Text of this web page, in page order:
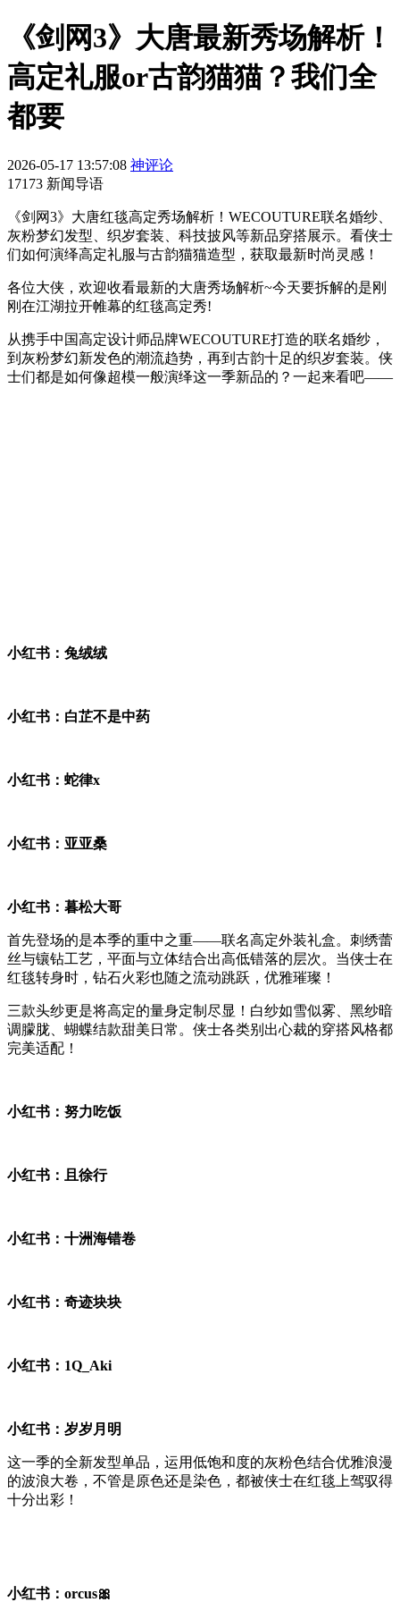
《剑网3》大唐最新秀场解析！
高定礼服or古韵猫猫？我们全
都要
2026-05-17 13:57:08 神评论
17173 新闻导语
《剑网3》大唐红毯高定秀场解析！WECOUTURE联名婚纱、
灰粉梦幻发型、织岁套装、科技披风等新品穿搭展示。看侠士
们如何演绎高定礼服与古韵猫猫造型，获取最新时尚灵感！
各位大侠，欢迎收看最新的大唐秀场解析~今天要拆解的是刚
刚在江湖拉开帷幕的红毯高定秀!
从携手中国高定设计师品牌WECOUTURE打造的联名婚纱，
到灰粉梦幻新发色的潮流趋势，再到古韵十足的织岁套装。侠
士们都是如何像超模一般演绎这一季新品的？一起来看吧——
小红书：兔绒绒
小红书：白芷不是中药
小红书：蛇律x
小红书：亚亚桑
小红书：暮松大哥
首先登场的是本季的重中之重——联名高定外装礼盒。刺绣蕾
丝与镶钻工艺，平面与立体结合出高低错落的层次。当侠士在
红毯转身时，钻石火彩也随之流动跳跃，优雅璀璨！
三款头纱更是将高定的量身定制尽显！白纱如雪似雾、黑纱暗
调朦胧、蝴蝶结款甜美日常。侠士各类别出心裁的穿搭风格都
完美适配！
小红书：努力吃饭
小红书：且徐行
小红书：十洲海错卷
小红书：奇迹块块
小红书：1Q_Aki
小红书：岁岁月明
这一季的全新发型单品，运用低饱和度的灰粉色结合优雅浪漫
的波浪大卷，不管是原色还是染色，都被侠士在红毯上驾驭得
十分出彩！
小红书：orcus🎀